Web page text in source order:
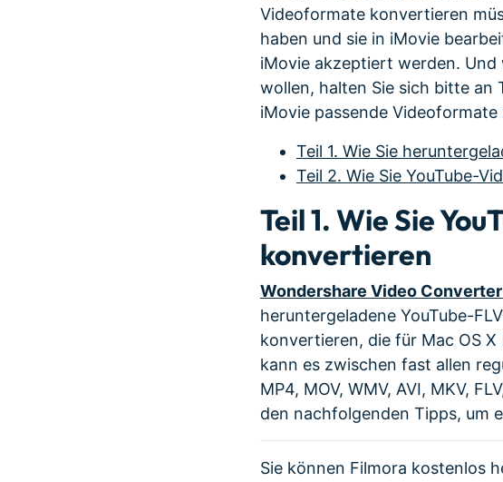
Videoformate konvertieren
haben und sie in iMovie
iMovie akzeptiert werden. Und
wollen, halten Sie sich bitte an
iMovie passende
Teil 1. Wie Sie
Teil 2. Wie Sie YouTube-
Teil 1. Wie Sie
konvertieren
Wondershare Video
heruntergeladene YouTube-
konvertieren, die für Mac OS
kann es zwischen fast allen
MP4, MOV, WMV, AVI, MKV,
den nachfolgenden Tipps, um
Sie können Filmora kostenlos